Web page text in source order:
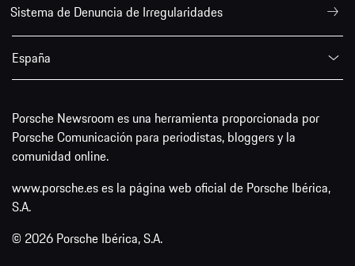
Sistema de Denuncia de Irregularidades
España
Porsche Newsroom es una herramienta proporcionada por
Porsche Comunicación para periodistas, bloggers y la
comunidad online.
www.porsche.es es la página web oficial de Porsche Ibérica,
S.A.
© 2026 Porsche Ibérica, S.A.